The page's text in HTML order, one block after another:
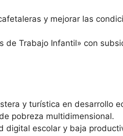
y mejorar las
de Trabajo Infantil» con
y turística en desarrollo
pobreza multidimensional.
digital escolar y baja